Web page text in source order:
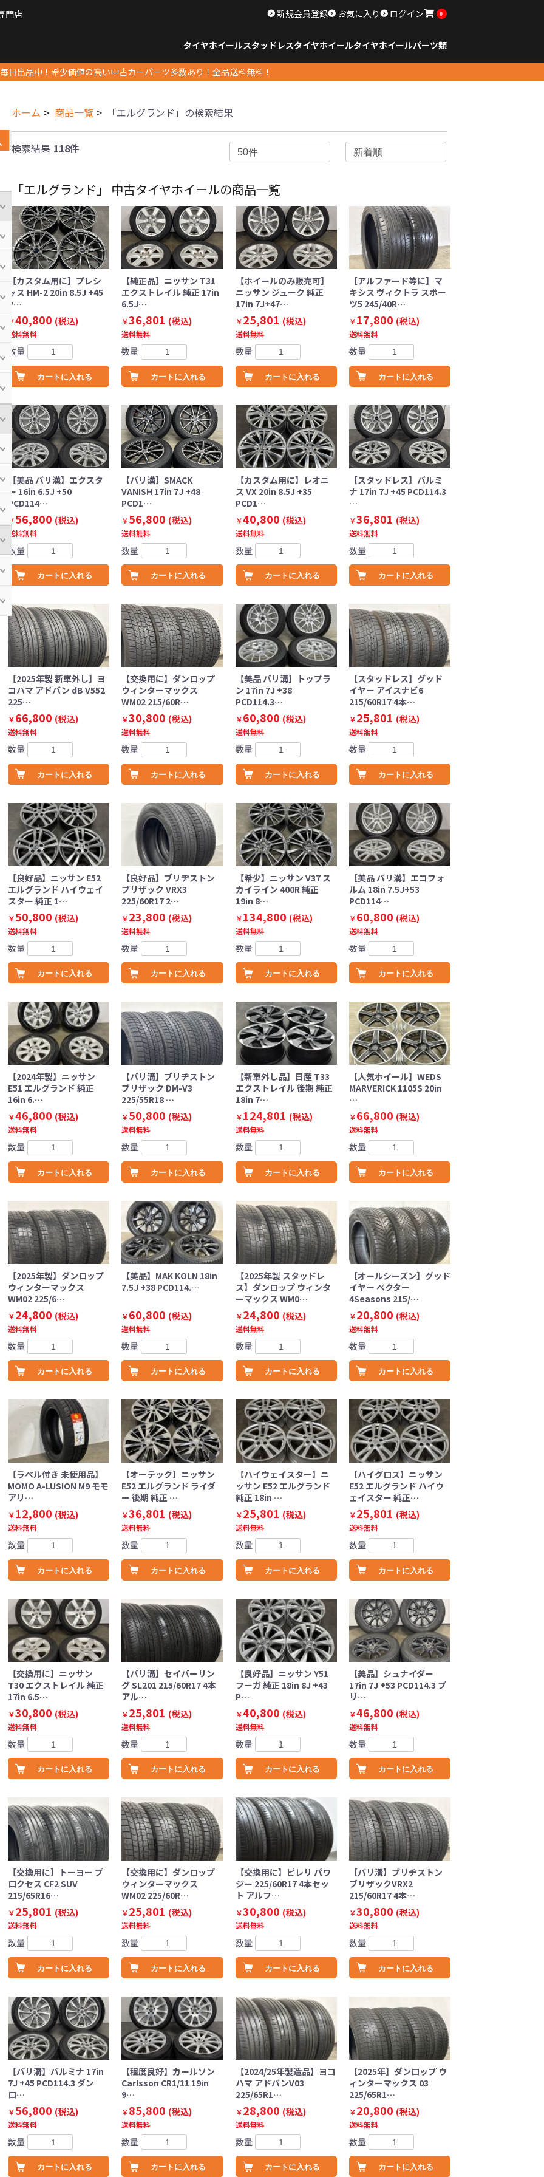
門店 新規会員登録 お気に入り ログイン 0
タイヤホイールスタッドレスタイヤホイールタイヤホイールパーツ類
毎日出品中！希少価値の高い中古カーパーツ多数あり！全品送料無料！
ホーム 商品一覧 「エルグランド」の検索結果
検索結果 118件
「エルグランド」 中古タイヤホイールの商品一覧
【カスタム用に】プレシ
ャス HM-2 20in 8.5J +45
P…
￥40,800 (税込)
送料無料
数量
カートに入れる
【純正品】ニッサン T31
エクストレイル 純正 17in
6.5J…
￥36,801 (税込)
送料無料
数量
カートに入れる
【ホイールのみ販売可】
ニッサン ジューク 純正
17in 7J+47…
￥25,801 (税込)
送料無料
数量
カートに入れる
【アルファード等に】マ
キシス ヴィクトラ スポー
ツ5 245/40R…
￥17,800 (税込)
送料無料
数量
カートに入れる
【美品 バリ溝】エクスタ
ー 16in 6.5J +50
PCD114…
￥56,800 (税込)
送料無料
数量
カートに入れる
【バリ溝】SMACK
VANISH 17in 7J +48
PCD1…
￥56,800 (税込)
送料無料
数量
カートに入れる
【カスタム用に】レオニ
ス VX 20in 8.5J +35
PCD1…
￥40,800 (税込)
送料無料
数量
カートに入れる
【スタッドレス】バルミ
ナ 17in 7J +45 PCD114.3
…
￥36,801 (税込)
送料無料
数量
カートに入れる
【2025年製 新車外し】ヨ
コハマ アドバン dB V552
225…
￥66,800 (税込)
送料無料
数量
カートに入れる
【交換用に】ダンロップ
ウィンターマックス
WM02 215/60R…
￥30,800 (税込)
送料無料
数量
カートに入れる
【美品 バリ溝】トップラ
ン 17in 7J +38
PCD114.3…
￥60,800 (税込)
送料無料
数量
カートに入れる
【スタッドレス】グッド
イヤー アイスナビ6
215/60R17 4本…
￥25,801 (税込)
送料無料
数量
カートに入れる
【良好品】ニッサン E52
エルグランド ハイウェイ
スター 純正 1…
￥50,800 (税込)
送料無料
数量
カートに入れる
【良好品】ブリヂストン
ブリザック VRX3
225/60R17 2…
￥23,800 (税込)
送料無料
数量
カートに入れる
【希少】ニッサン V37 ス
カイライン 400R 純正
19in 8…
￥134,800 (税込)
送料無料
数量
カートに入れる
【美品 バリ溝】エコフォ
ルム 18in 7.5J+53
PCD114…
￥60,800 (税込)
送料無料
数量
カートに入れる
【2024年製】ニッサン
E51 エルグランド 純正
16in 6.…
￥46,800 (税込)
送料無料
数量
カートに入れる
【バリ溝】ブリヂストン
ブリザック DM-V3
225/55R18 …
￥50,800 (税込)
送料無料
数量
カートに入れる
【新車外し品】日産 T33
エクストレイル 後期 純正
18in 7…
￥124,801 (税込)
送料無料
数量
カートに入れる
【人気ホイール】WEDS
MARVERICK 1105S 20in
…
￥66,800 (税込)
送料無料
数量
カートに入れる
【2025年製】ダンロップ
ウィンターマックス
WM02 225/6…
￥24,800 (税込)
送料無料
数量
カートに入れる
【美品】MAK KOLN 18in
7.5J +38 PCD114.…
￥60,800 (税込)
送料無料
数量
カートに入れる
【2025年製 スタッドレ
ス】ダンロップ ウィンタ
ーマックス WM0…
￥24,800 (税込)
送料無料
数量
カートに入れる
【オールシーズン】グッド
イヤー ベクター
4Seasons 215/…
￥20,800 (税込)
送料無料
数量
カートに入れる
【ラベル付き 未使用品】
MOMO A-LUSION M9 モモ
アリ…
￥12,800 (税込)
送料無料
数量
カートに入れる
【オーテック】ニッサン
E52 エルグランド ライダ
ー 後期 純正 …
￥36,801 (税込)
送料無料
数量
カートに入れる
【ハイウェイスター】ニ
ッサン E52 エルグランド
純正 18in …
￥25,801 (税込)
送料無料
数量
カートに入れる
【ハイグロス】ニッサン
E52 エルグランド ハイウ
ェイスター 純正…
￥25,801 (税込)
送料無料
数量
カートに入れる
【交換用に】ニッサン
T30 エクストレイル 純正
17in 6.5…
￥30,800 (税込)
送料無料
数量
カートに入れる
【バリ溝】セイバーリン
グ SL201 215/60R17 4本
アル…
￥25,801 (税込)
送料無料
数量
カートに入れる
【良好品】ニッサン Y51
フーガ 純正 18in 8J +43
P…
￥40,800 (税込)
送料無料
数量
カートに入れる
【美品】シュナイダー
17in 7J +53 PCD114.3 ブ
リ…
￥46,800 (税込)
送料無料
数量
カートに入れる
【交換用に】トーヨー プ
ロクセス CF2 SUV
215/65R16…
￥25,801 (税込)
送料無料
数量
カートに入れる
【交換用に】ダンロップ
ウィンターマックス
WM02 225/60R…
￥25,801 (税込)
送料無料
数量
カートに入れる
【交換用に】ピレリ パワ
ジー 225/60R17 4本セッ
ト アルフ…
￥30,800 (税込)
送料無料
数量
カートに入れる
【バリ溝】ブリヂストン
ブリザックVRX2
215/60R17 4本…
￥30,800 (税込)
送料無料
数量
カートに入れる
【バリ溝】バルミナ 17in
7J +45 PCD114.3 ダン
ロ…
￥56,800 (税込)
送料無料
数量
カートに入れる
【程度良好】カールソン
Carlsson CR1/11 19in
9…
￥85,800 (税込)
送料無料
数量
カートに入れる
【2024/25年製造品】ヨコ
ハマ アドバンV03
225/65R1…
￥28,800 (税込)
送料無料
数量
カートに入れる
【2025年】ダンロップ ウ
ィンターマックス 03
225/65R1…
￥20,800 (税込)
送料無料
数量
カートに入れる